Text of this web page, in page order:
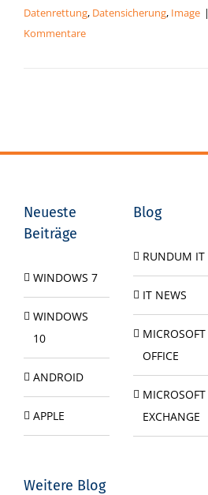
Datenrettung, Datensicherung, Image |
Kommentare
Neueste
Beiträge
WINDOWS 7
WINDOWS
10
ANDROID
APPLE
Weitere Blog
Blog
RUNDUM IT
IT NEWS
MICROSOFT
OFFICE
MICROSOFT
EXCHANGE